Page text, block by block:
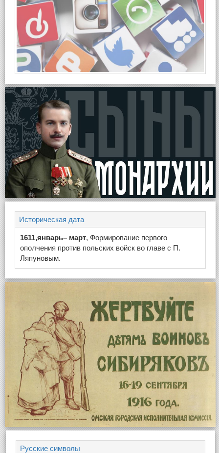
Историческая дата
1611,январь– март, Формирование первого
ополчения против польских войск во главе с П.
Ляпуновым.
Русские символы